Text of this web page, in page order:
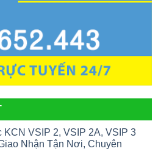
KCN VSIP 2, VSIP 2A, VSIP 3
Nhận Tận Nơi, Chuyên